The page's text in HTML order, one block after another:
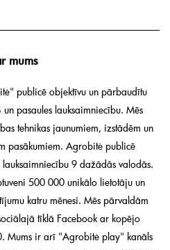
mums
publicē objektīvu un pārbaudītu
pasaules lauksaimniecību. Mēs
tehnikas jaunumiem, izstādēm un
pasākumiem. Agrobitė publicē
9 dažādās valodās.
500 000 unikālo lietotāju un
katru mēnesi. Mēs pārvaldām
tīklā Facebook ar kopējo
Mums ir arī "Agrobitė play" kanāls